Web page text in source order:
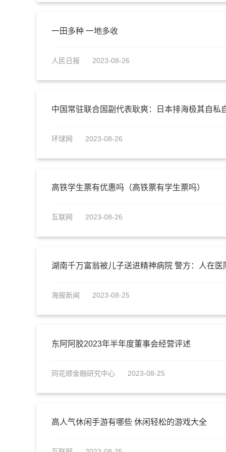
一田多种 一地多收
人民日报 2023-08-26
中国常驻联合国副代表耿爽：日本排海极其自私
环球网 2023-08-26
高铁学生票有优惠吗（高铁票有学生票吗）
互联网 2023-08-26
湖南千万富翁被儿子送进精神病院 警方：人在医
​海报新闻 2023-08-25
东阿阿胶2023年半年度董事会经营评述
同花顺金融研究中心 2023-08-25
高人气休闲手游有哪些 休闲轻松的游戏大全